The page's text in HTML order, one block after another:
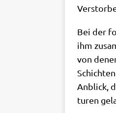
Bei der
ihm
von
Anblick,
tu­ren